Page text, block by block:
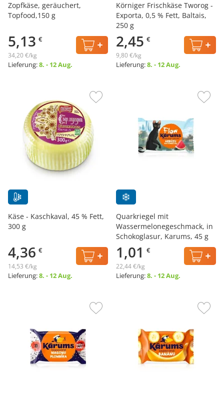
Zopfkäse, geräuchert,
Topfood,150 g
5,13 €
34,20 €/kg
Lieferung:8. - 12 Aug.
Körniger Frischkäse Tworog -
Exporta, 0,5 % Fett, Baltais,
250 g
2,45 €
9,80 €/kg
Lieferung:8. - 12 Aug.
Käse - Kaschkaval, 45 % Fett,
300 g
4,36 €
14,53 €/kg
Lieferung:8. - 12 Aug.
Quarkriegel mit
Wassermelonegeschmack, in
Schokoglasur, Karums, 45 g
1,01 €
22,44 €/kg
Lieferung:8. - 12 Aug.